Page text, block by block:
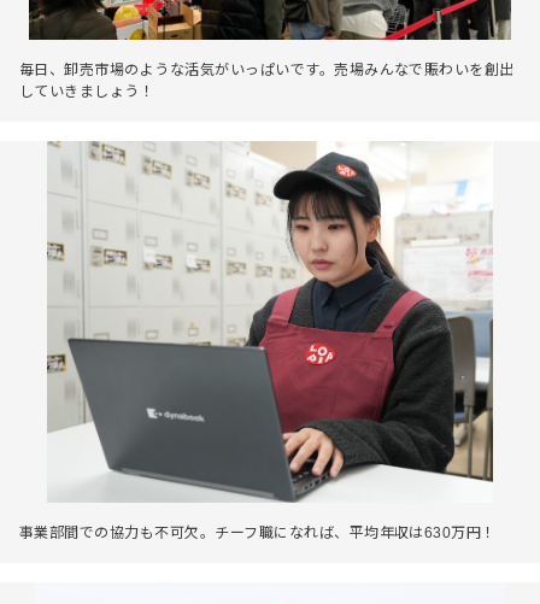
毎日、卸売市場のような活気がいっぱいです。売場みんなで賑わいを創出
していきましょう！
事業部間での協力も不可欠。チーフ職になれば、平均年収は630万円！